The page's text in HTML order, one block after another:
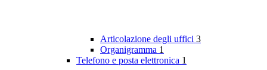
Articolazione degli uffici 3
Organigramma 1
Telefono e posta elettronica 1